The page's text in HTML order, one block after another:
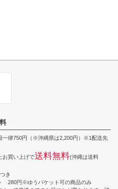
律750円（※沖縄県は2,200円）※1配送先
お買い上げで送料無料(沖縄は送料
き
280円※ゆうパケット可の商品のみ